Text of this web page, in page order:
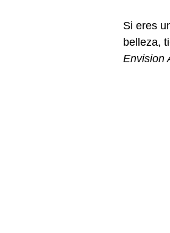
Si eres
belleza,
Envision